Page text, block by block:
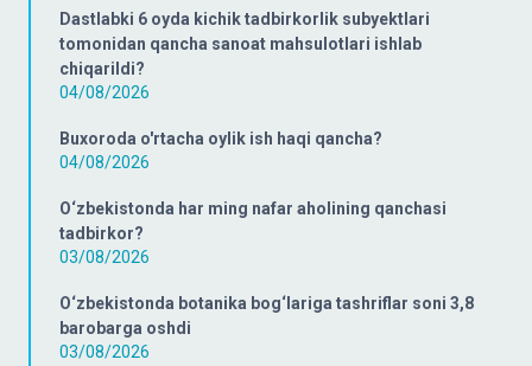
Dastlabki 6 oyda kichik tadbirkorlik subyektlari
tomonidan qancha sanoat mahsulotlari ishlab
chiqarildi?
04/08/2026
Buxoroda o'rtacha oylik ish haqi qancha?
04/08/2026
O‘zbekistonda har ming nafar aholining qanchasi
tadbirkor?
03/08/2026
O‘zbekistonda botanika bog‘lariga tashriflar soni 3,8
barobarga oshdi
03/08/2026